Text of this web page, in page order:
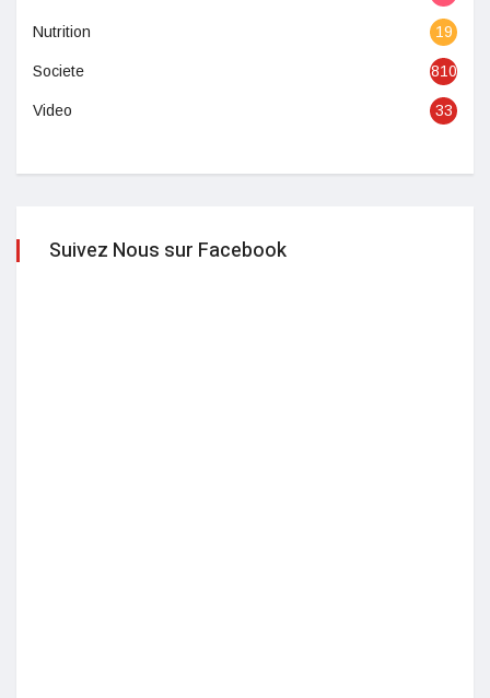
Nutrition 19
Societe 810
Video 33
Suivez Nous sur Facebook